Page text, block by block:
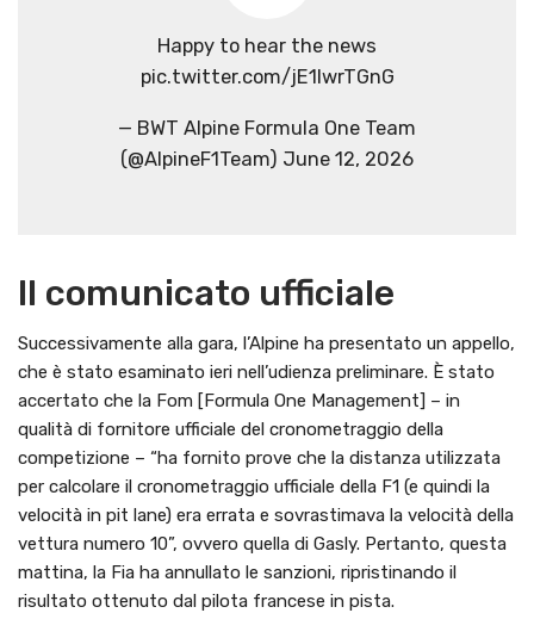
Happy to hear the news
pic.twitter.com/jE1lwrTGnG
— BWT Alpine Formula One Team
(@AlpineF1Team) June 12, 2026
Il comunicato ufficiale
Successivamente alla gara, l’Alpine ha presentato un appello,
che è stato esaminato ieri nell’udienza preliminare. È stato
accertato che la Fom [Formula One Management] – in
qualità di fornitore ufficiale del cronometraggio della
competizione – “ha fornito prove che la distanza utilizzata
per calcolare il cronometraggio ufficiale della F1 (e quindi la
velocità in pit lane) era errata e sovrastimava la velocità della
vettura numero 10”, ovvero quella di Gasly. Pertanto, questa
mattina, la Fia ha annullato le sanzioni, ripristinando il
risultato ottenuto dal pilota francese in pista.